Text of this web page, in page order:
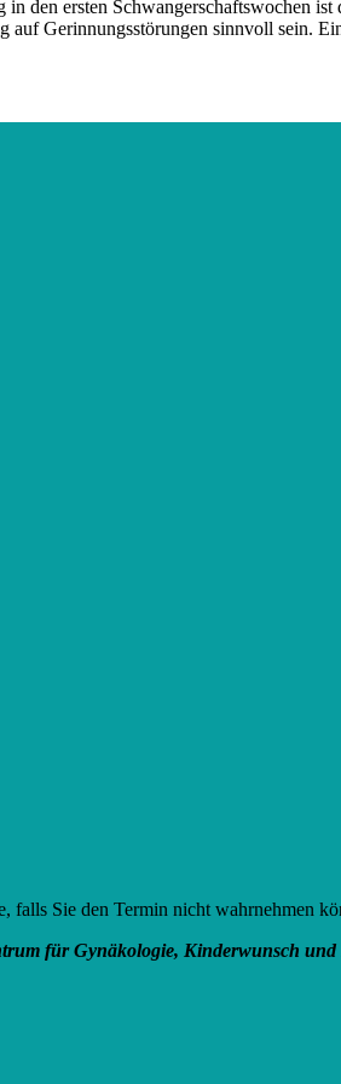
den ersten Schwangerschaftswochen
auf Gerinnungsstörungen sinnvoll sein.
falls Sie den Termin nicht wahrnehmen
für Gynäkologie, Kinderwunsch